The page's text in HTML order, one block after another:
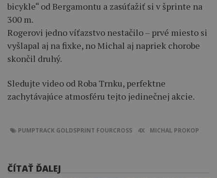
bicykle“ od Bergamontu a zasúťažiť si v šprinte na
300 m.
Rogerovi jedno víťazstvo nestačilo – prvé miesto si
vyšlapal aj na fixke, no Michal aj napriek chorobe
skončil druhý.
Sledujte video od Roba Trnku, perfektne
zachytávajúce atmosféru tejto jedinečnej akcie.
PUMPTRACK GOLDSPRINT FOURCROSS 4X MICHAL PROKOP
ČÍTAŤ ĎALEJ